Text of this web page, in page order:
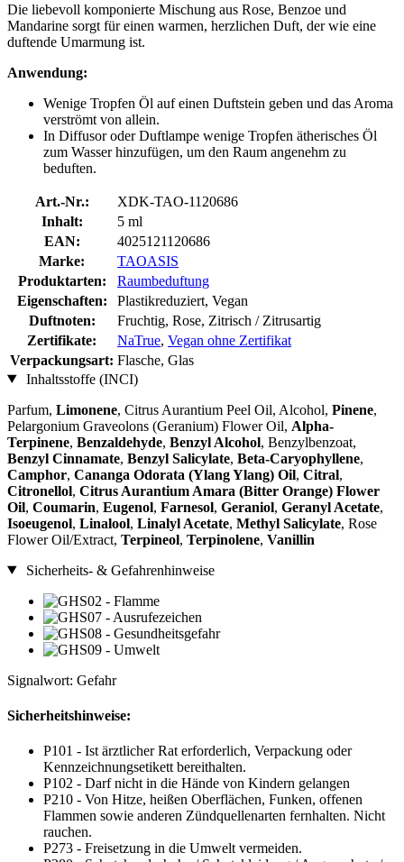
Die liebevoll komponierte Mischung aus Rose, Benzoe und
Mandarine sorgt für einen warmen, herzlichen Duft, der wie eine
duftende Umarmung ist.
Anwendung:
Wenige Tropfen Öl auf einen Duftstein geben und das Aroma
verströmt von allein.
In Diffusor oder Duftlampe wenige Tropfen ätherisches Öl
zum Wasser hinzufügen, um den Raum angenehm zu
beduften.
Art.-Nr.:
XDK-TAO-1120686
Inhalt:
5 ml
EAN:
4025121120686
Marke:
TAOASIS
Produktarten:
Raumbeduftung
Eigenschaften:
Plastikreduziert, Vegan
Duftnoten:
Fruchtig, Rose, Zitrisch / Zitrusartig
Zertifikate:
NaTrue, Vegan ohne Zertifikat
Verpackungsart: Flasche, Glas
Inhaltsstoffe (INCI)
Parfum, Limonene, Citrus Aurantium Peel Oil, Alcohol, Pinene,
Pelargonium Graveolons (Geranium) Flower Oil, Alpha-
Terpinene, Benzaldehyde, Benzyl Alcohol, Benzylbenzoat,
Benzyl Cinnamate, Benzyl Salicylate, Beta-Caryophyllene,
Camphor, Cananga Odorata (Ylang Ylang) Oil, Citral,
Citronellol, Citrus Aurantium Amara (Bitter Orange) Flower
Oil, Coumarin, Eugenol, Farnesol, Geraniol, Geranyl Acetate,
Isoeugenol, Linalool, Linalyl Acetate, Methyl Salicylate, Rose
Flower Oil/Extract, Terpineol, Terpinolene, Vanillin
Sicherheits- & Gefahrenhinweise
Signalwort: Gefahr
Sicherheitshinweise:
P101 - Ist ärztlicher Rat erforderlich, Verpackung oder
Kennzeichnungsetikett bereithalten.
P102 - Darf nicht in die Hände von Kindern gelangen
P210 - Von Hitze, heißen Oberflächen, Funken, offenen
Flammen sowie anderen Zündquellenarten fernhalten. Nicht
rauchen.
P273 - Freisetzung in die Umwelt vermeiden.